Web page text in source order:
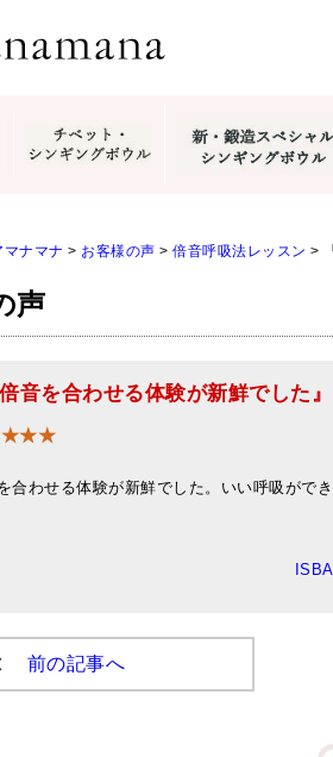
ナマナ > お客様の声 > 倍音呼吸法レッスン >
声
倍音を合わせる体験が新鮮でした』
合わせる体験が新鮮でした。いい呼吸ができ
前の記事へ